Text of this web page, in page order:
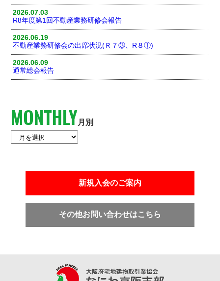
2026.07.03
R8年度第1回不動産業務研修会報告
2026.06.19
不動産業務研修会の出席状況(Ｒ７③、R８①)
2026.06.09
通常総会報告
MONTHLY月別
新規入会のご案内
その他お問い合わせはこちら